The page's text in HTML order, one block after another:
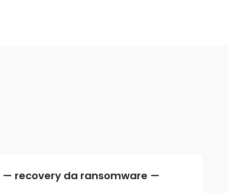
— recovery da ransomware —